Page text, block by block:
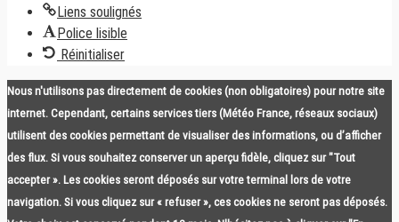
Liens soulignés
Police lisible
Réinitialiser
Nous n'utilisons pas directement de cookies (non obligatoires) pour notre site
internet. Cependant, certains services tiers (Météo France, réseaux sociaux)
utilisent des cookies permettant de visualiser des informations, ou d’afficher
des flux. Si vous souhaitez conserver un aperçu fidèle, cliquez sur "Tout
accepter ». Les cookies seront déposés sur votre terminal lors de votre
navigation. Si vous cliquez sur « refuser », ces cookies ne seront pas déposés.